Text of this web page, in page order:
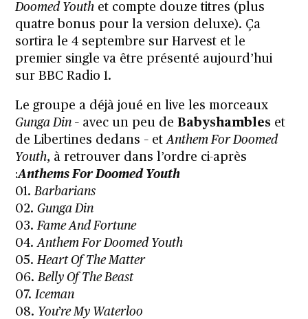
Doomed Youth et compte douze titres (plus
quatre bonus pour la version deluxe). Ça
sortira le 4 septembre sur Harvest et le
premier singleva être présenté aujourd’hui
sur BBC Radio 1.
Le groupe a déjà joué en live les morceaux
Gunga Din – avec un peu deBabyshambles et
de Libertines dedans – etAnthem For Doomed
Youth, à retrouver dans l’ordre ci-après
:Anthems For Doomed Youth
01.Barbarians
02.Gunga Din
03.Fame And Fortune
04.Anthem For Doomed Youth
05.Heart Of The Matter
06.Belly Of The Beast
07.Iceman
08. You’re My Waterloo